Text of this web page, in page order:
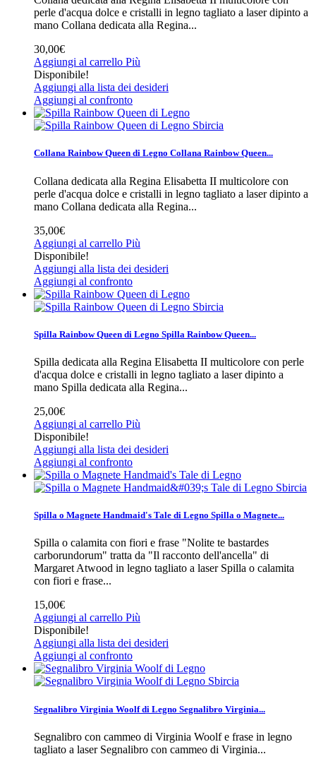
perle d'acqua dolce e cristalli in legno tagliato a laser dipinto a
mano Collana dedicata alla Regina...
30,00€
Aggiungi al carrello Più
Disponibile!
Aggiungi alla lista dei desideri
Aggiungi al confronto
Sbircia
Collana Rainbow Queen di Legno Collana Rainbow Queen...
Collana dedicata alla Regina Elisabetta II multicolore con
perle d'acqua dolce e cristalli in legno tagliato a laser dipinto a
mano Collana dedicata alla Regina...
35,00€
Aggiungi al carrello Più
Disponibile!
Aggiungi alla lista dei desideri
Aggiungi al confronto
Sbircia
Spilla Rainbow Queen di Legno Spilla Rainbow Queen...
Spilla dedicata alla Regina Elisabetta II multicolore con perle
d'acqua dolce e cristalli in legno tagliato a laser dipinto a
mano Spilla dedicata alla Regina...
25,00€
Aggiungi al carrello Più
Disponibile!
Aggiungi alla lista dei desideri
Aggiungi al confronto
Sbircia
Spilla o Magnete Handmaid's Tale di Legno Spilla o Magnete...
Spilla o calamita con fiori e frase "Nolite te bastardes
carborundorum" tratta da "Il racconto dell'ancella" di
Margaret Atwood in legno tagliato a laser Spilla o calamita
con fiori e frase...
15,00€
Aggiungi al carrello Più
Disponibile!
Aggiungi alla lista dei desideri
Aggiungi al confronto
Sbircia
Segnalibro Virginia Woolf di Legno Segnalibro Virginia...
Segnalibro con cammeo di Virginia Woolf e frase in legno
tagliato a laser Segnalibro con cammeo di Virginia...